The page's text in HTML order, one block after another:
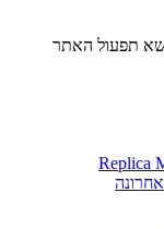
תפעול האתר
Replica